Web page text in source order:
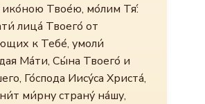
ико́ною Твое́ю, мо́лим Тя́:
лица́ Твоего́ от
к Тебе́, умоли́
Ма́ти, Сы́на Твоего́ и
Го́спода Иису́са Христа́,
ми́рну страну́ на́шу,